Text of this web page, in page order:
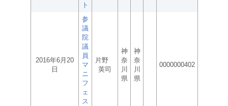
ト
2016年6月20
日
参
議
院
議
員
マ
ニ
フ
ェ
ス
片野
英司
神
奈
川
県
神
奈
川
県
0000000402